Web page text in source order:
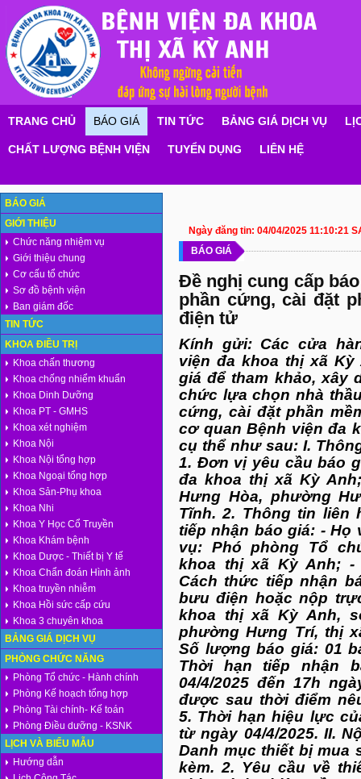
TRANG CHỦ BÁO GIÁ TIN TỨC BẢNG GIÁ DỊCH VỤ
CHẤT LƯỢNG BỆNH VIỆN TUYỂN DỤNG LIÊN HỆ
BÁO GIÁ
GIỚI THIỆU
Chức năng nhiệm vụ
Giới thiệu chung
Cơ cấu tổ chức
Sơ đồ bệnh viện
Ban giám đốc
TIN TỨC
KHOA ĐIỀU TRỊ
Khoa chấn thương
Khoa chống nhiểm khuẩn
Khoa Dinh Dưỡng
Khoa PT - GMHS
Khoa xét nghiệm
Khoa Nội
Khoa Nội tổng hợp
Khoa Ngoại tổng hợp
Khoa Sản-Phụ khoa
Khoa Nhi
Khoa Y Học Cổ Truyền
Khoa Khám bệnh
Khoa Dược - Thiết bị Y tế
Khoa Chẩn đoán Hình ảnh
Khoa truyền nhiễm
Khoa Hồi sức cấp cứu
Khoa 3 chuyên khoa
BẢNG GIÁ DỊCH VỤ
PHÒNG CHỨC NĂNG
Phòng Tổ chức - Hành chính
Phòng Kế hoạch tổng hợp
Phòng Tài chính- Kế toán
Phòng Điều dưỡng - KSNK
LỊCH VÀ BIỂU MẪU
Hướng dẫn
Ngày đăng tin: 04/04/2025 11:10:21
BÁO GIÁ
Đề nghị cung cấp
phần cứng, cài đặt
điện tử
Kính gửi: Các cửa
viện đa khoa thị xã
giá để tham khảo, xây
chức lựa chọn nhà
cứng, cài đặt phần
cơ quan Bệnh viện đa
cụ thể như sau: I.
1. Đơn vị yêu cầu báo
đa khoa thị xã Kỳ
Hưng Hòa, phường
Tĩnh. 2. Thông tin liên
tiếp nhận báo giá: - Họ
vụ: Phó phòng Tổ
khoa thị xã Kỳ Anh; -
Cách thức tiếp nhận
bưu điện hoặc nộp
khoa thị xã Kỳ Anh,
phường Hưng Trí, thị
Số lượng báo giá: 01
Thời hạn tiếp nhận
04/4/2025 đến 17h
được sau thời điểm
5. Thời hạn hiệu lực
từ ngày 04/4/2025. II.
Danh mục thiết bị mua
kèm. 2. Yêu cầu về